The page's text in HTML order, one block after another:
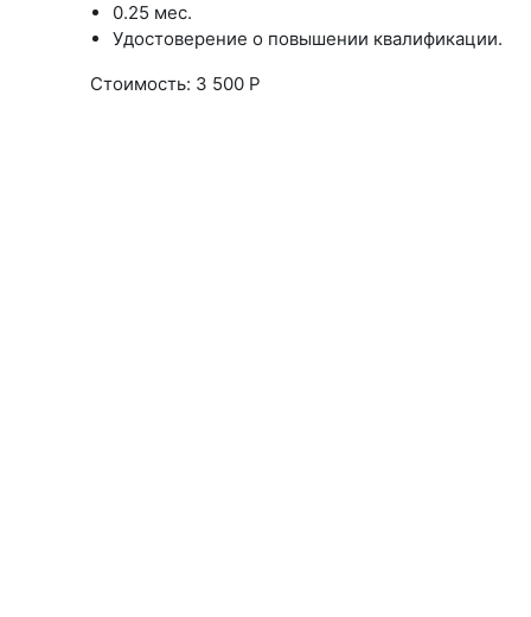
0.25 мес.
Удостоверение о повышении квалификации.
Стоимость: 3 500 Р